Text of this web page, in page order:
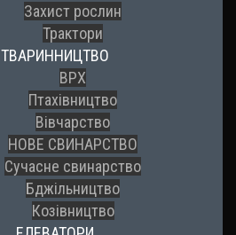
Захист рослин
Трактори
ТВАРИННИЦТВО
ВРХ
Птахівництво
Вівчарство
НОВЕ СВИНАРСТВО
Сучасне свинарство
Бджільництво
Козівництво